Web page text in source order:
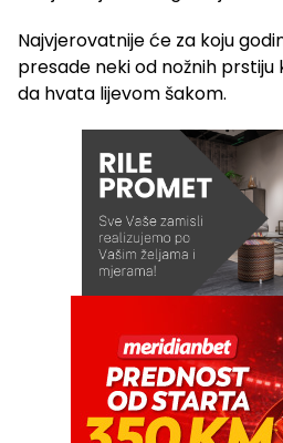
Najvjerovatnije će za koju
presade neki od nožnih
da hvata lijevom šakom.